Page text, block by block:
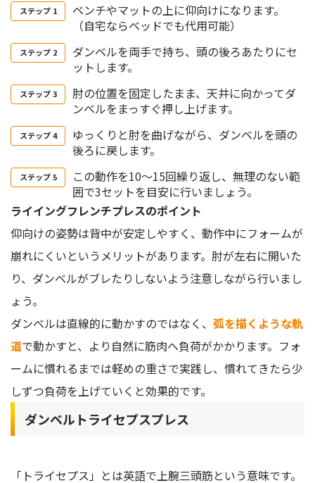
ベンチやマットの上に仰向けになります。
（自宅ならベッドでも代用可能）
ダンベルを両手で持ち、頭の後ろあたりにセ
ットします。
肘の位置を固定したまま、天井に向かってダ
ンベルをまっすぐ押し上げます。
ゆっくりと肘を曲げながら、ダンベルを頭の
後ろに戻します。
この動作を10〜15回繰り返し、無理のない範
囲で3セットを目安に行いましょう。
ライイングフレンチプレスのポイント
仰向けの姿勢は背中が安定しやすく、動作中にフォームが
崩れにくいというメリットがあります。肘が左右に開いた
り、ダンベルがブレたりしないよう注意しながら行いまし
ょう。
ダンベルは直線的に動かすのではなく、 弧を描くような軌
道で動かすと、より自然に筋肉へ負荷がかかります。フォ
ームに慣れるまでは軽めの重さで実践し、慣れてきたら少
しずつ負荷を上げていくと効果的です。
ダンベルトライセプスプレス
「トライセプス」とは英語で上腕三頭筋という意味です。